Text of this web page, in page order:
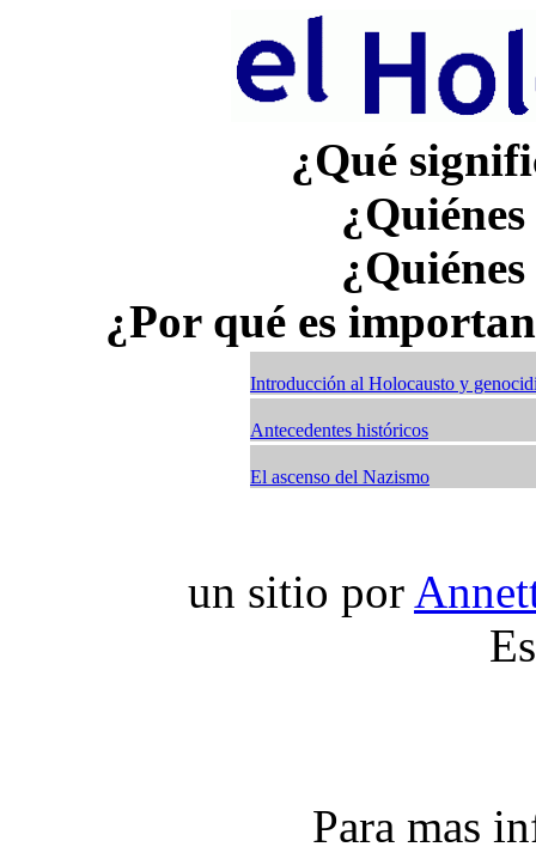
¿Qué
¿Por qué es
Introducción al Holocausto y
Antecedentes históricos
El ascenso del Nazismo
un sitio por
Para mas